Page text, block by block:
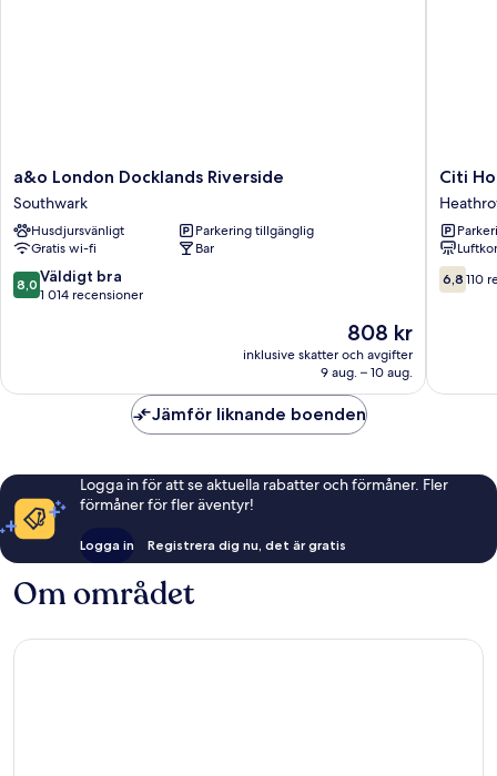
a&o
London
Docklands
Riverside
Southwark
a&o London Docklands Riverside
Southwark
Husdjursvänligt
Parkering tillgänglig
Gratis wi-fi
Bar
8.0
av
8,0 Väldigt bra
1 014 recensioner
Priset
är
808 kr
808 kr
inklusive skatter och avgifter
9 aug. – 10 aug.
Citi
Hotel
London
Citi
6.8
av
6,8 110
Jämför liknande boenden
Logga in för att se aktuella rabatter och förmåner. Fler
förmåner för fler äventyr!
Logga in Registrera dig nu, det är gratis
Om området